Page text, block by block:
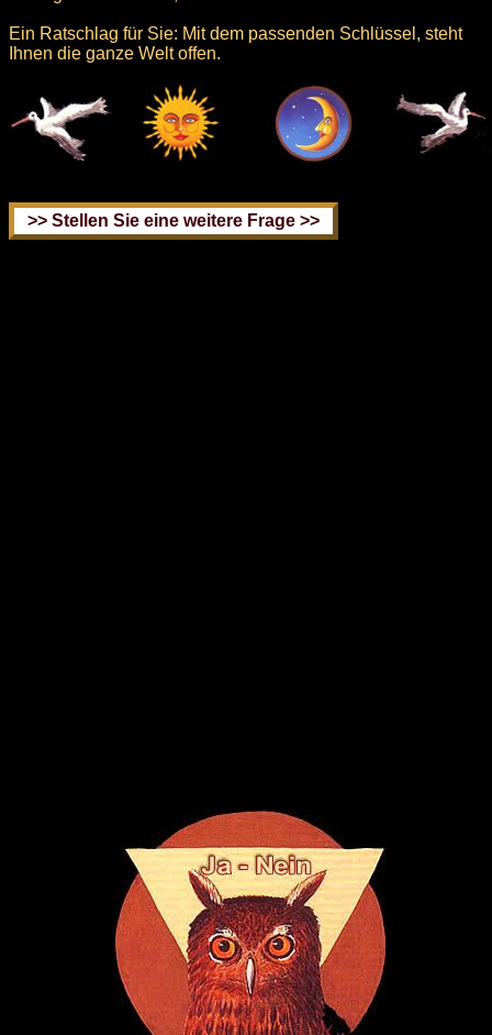
Ein Ratschlag für Sie: Mit dem passenden Schlüssel, steht
Ihnen die ganze Welt offen.